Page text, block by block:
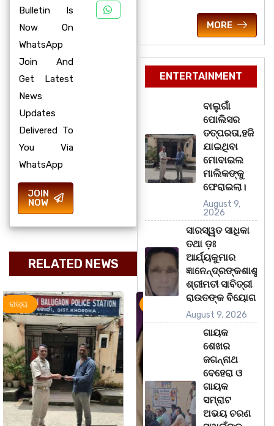
Bulletin Is
Now On
WhatsApp
Join And
Get Latest
News
Updates
Delivered To
You Via
WhatsApp
JOIN
NOW
RELATED NEWS
ମହାନଗର ରାଜ୍ୟ ସୃଜନୀ
MORE
ENTERTAINMENT
ବାଲୁଗାଁ
ପୋଲିସର
ତତ୍‌ପରତା,ହଜି
ଯାଇଥିବା
ମୋବାଇଲ
ମାଲିକଙ୍କୁ
ଫେରାଇଲା।
August 9,
2026
ସାରସ୍ୱତ ସାଧିକା
ତଥା ଡ଼ଃ
ଆର୍ଯ୍ୟକୁମାର
ଜ୍ଞାନେନ୍ଦ୍ରଙ୍କଶାଶୁ
ଶ୍ରୀମତୀ ସାବିତ୍ରୀ
ରାଉତଙ୍କ ବିୟୋଗ
August 9, 2026
ଗାୟକ
ଶେଖର
ଜଗନ୍ନାଥ
ବେହେରା ଓ
ଗାୟକ
ସମ୍ରାଟ
ଅଭୟ ଚରଣ